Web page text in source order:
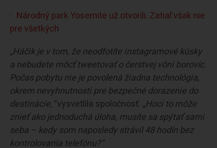
Národný park Yosemite už otvorili. Zatiaľ však nie
pre všetkých
„Háčik je v tom, že neodfotíte instagramové kúsky
a nebudete môcť tweetovať o čerstvej vôni borovíc.
Počas pobytu nie je povolená žiadna technológia,
okrem nevyhnutnosti pre bezpečné dorazenie do
destinácie,“vysvetlila spoločnosť. „Hoci to môže
znieť ako jednoduchá úloha, musíte sa spýtať sami
seba – kedy som naposledy strávil 48 hodín bez
kontrolovania telefónu?“